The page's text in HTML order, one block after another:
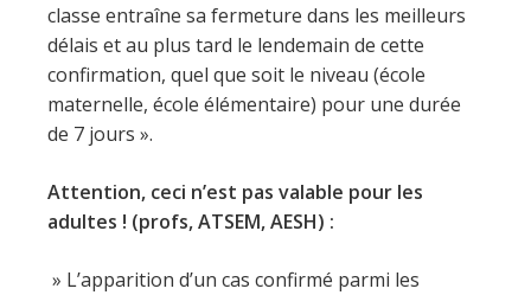
classe entraîne sa fermeture dans les meilleurs
délais et au plus tard le lendemain de cette
confirmation, quel que soit le niveau (école
maternelle, école élémentaire) pour une durée
de 7 jours ».
Attention, ceci n’est pas valable pour les
adultes ! (profs, ATSEM, AESH) :
» L’apparition d’un cas confirmé parmi les